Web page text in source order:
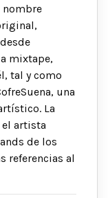
nombre
mixtape,
tal y como
una
La
el artista
de los
referencias al